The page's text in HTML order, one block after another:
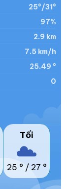
25°/31°
97%
2.9 km
7.5 km/h
25.49 °
0
Tối
25 ° / 27 °